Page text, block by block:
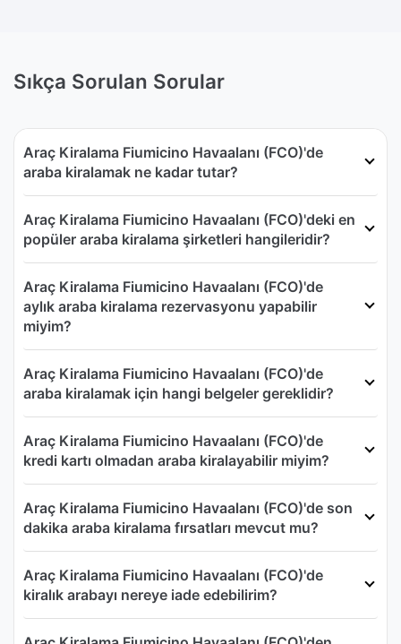
Sıkça Sorulan Sorular
Araç Kiralama Fiumicino Havaalanı (FCO)'de
araba kiralamak ne kadar tutar?
Araç Kiralama Fiumicino Havaalanı (FCO)'deki en
popüler araba kiralama şirketleri hangileridir?
Araç Kiralama Fiumicino Havaalanı (FCO)'de
aylık araba kiralama rezervasyonu yapabilir
miyim?
Araç Kiralama Fiumicino Havaalanı (FCO)'de
araba kiralamak için hangi belgeler gereklidir?
Araç Kiralama Fiumicino Havaalanı (FCO)'de
kredi kartı olmadan araba kiralayabilir miyim?
Araç Kiralama Fiumicino Havaalanı (FCO)'de son
dakika araba kiralama fırsatları mevcut mu?
Araç Kiralama Fiumicino Havaalanı (FCO)'de
kiralık arabayı nereye iade edebilirim?